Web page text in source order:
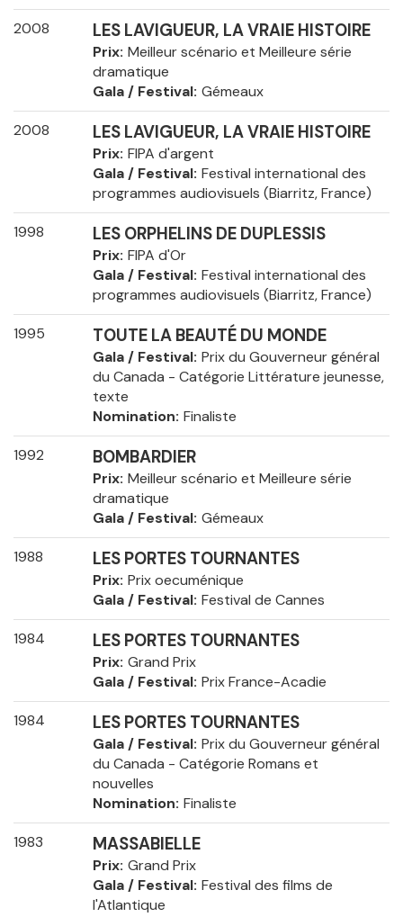
2008 LES LAVIGUEUR, LA VRAIE HISTOIRE
Prix Meilleur scénario et Meilleure série
dramatique
Gala / Festival Gémeaux
2008 LES LAVIGUEUR, LA VRAIE HISTOIRE
Prix FIPA d'argent
Gala / Festival Festival international des
programmes audiovisuels (Biarritz, France)
1998 LES ORPHELINS DE DUPLESSIS
Prix FIPA d'Or
Gala / Festival Festival international des
programmes audiovisuels (Biarritz, France)
1995 TOUTE LA BEAUTÉ DU MONDE
Gala / Festival Prix du Gouverneur général
du Canada - Catégorie Littérature jeunesse,
texte
Nomination Finaliste
1992 BOMBARDIER
Prix Meilleur scénario et Meilleure série
dramatique
Gala / Festival Gémeaux
1988 LES PORTES TOURNANTES
Prix Prix oecuménique
Gala / Festival Festival de Cannes
1984 LES PORTES TOURNANTES
Prix Grand Prix
Gala / Festival Prix France-Acadie
1984 LES PORTES TOURNANTES
Gala / Festival Prix du Gouverneur général
du Canada - Catégorie Romans et
nouvelles
Nomination Finaliste
1983 MASSABIELLE
Prix Grand Prix
Gala / Festival Festival des films de
l'Atlantique